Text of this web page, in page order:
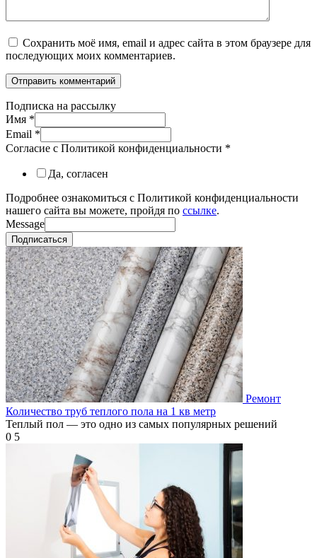
Сохранить моё имя, email и адрес сайта в этом браузере для
последующих моих комментариев.
Подписка на рассылку
Имя *
Email *
Согласие с Политикой конфиденциальности *
Да, согласен
Подробнее ознакомиться с Политикой конфиденциальности
нашего сайта вы можете, пройдя по ссылке.
Message
Подписаться
Ремонт
Количество труб теплого пола на 1 кв метр
Теплый пол — это одно из самых популярных решений
0 5